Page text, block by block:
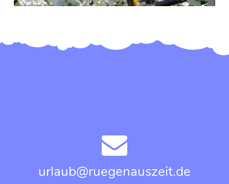
urlaub@ruegenauszeit.de